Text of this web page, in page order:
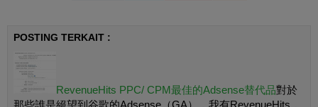
POSTING TERKAIT :
RevenueHits PPC/ CPM最佳的Adsense替代品對於
那些誰是絕望到谷歌的Adsense（GA），我有RevenueHits，